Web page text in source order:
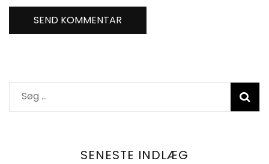
Søg
efter:
SENESTE INDLÆG